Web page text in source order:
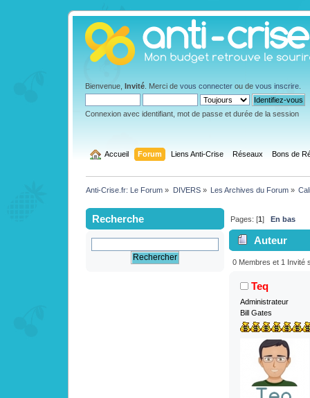
Bienvenue, Invité . Merci de vous connecter ou de vous inscrire
Connexion avec identifiant, mot de passe et durée de la session
Accueil Forum Liens Anti-Crise Réseaux Bons de
Anti-Crise.fr: Le Forum » DIVERS» Les Archives du Forum»
Recherche Pages: [1]En bas
Auteur
fois)
0 Membres et 1 Invité
Teq
Administrateur
Bill Gates